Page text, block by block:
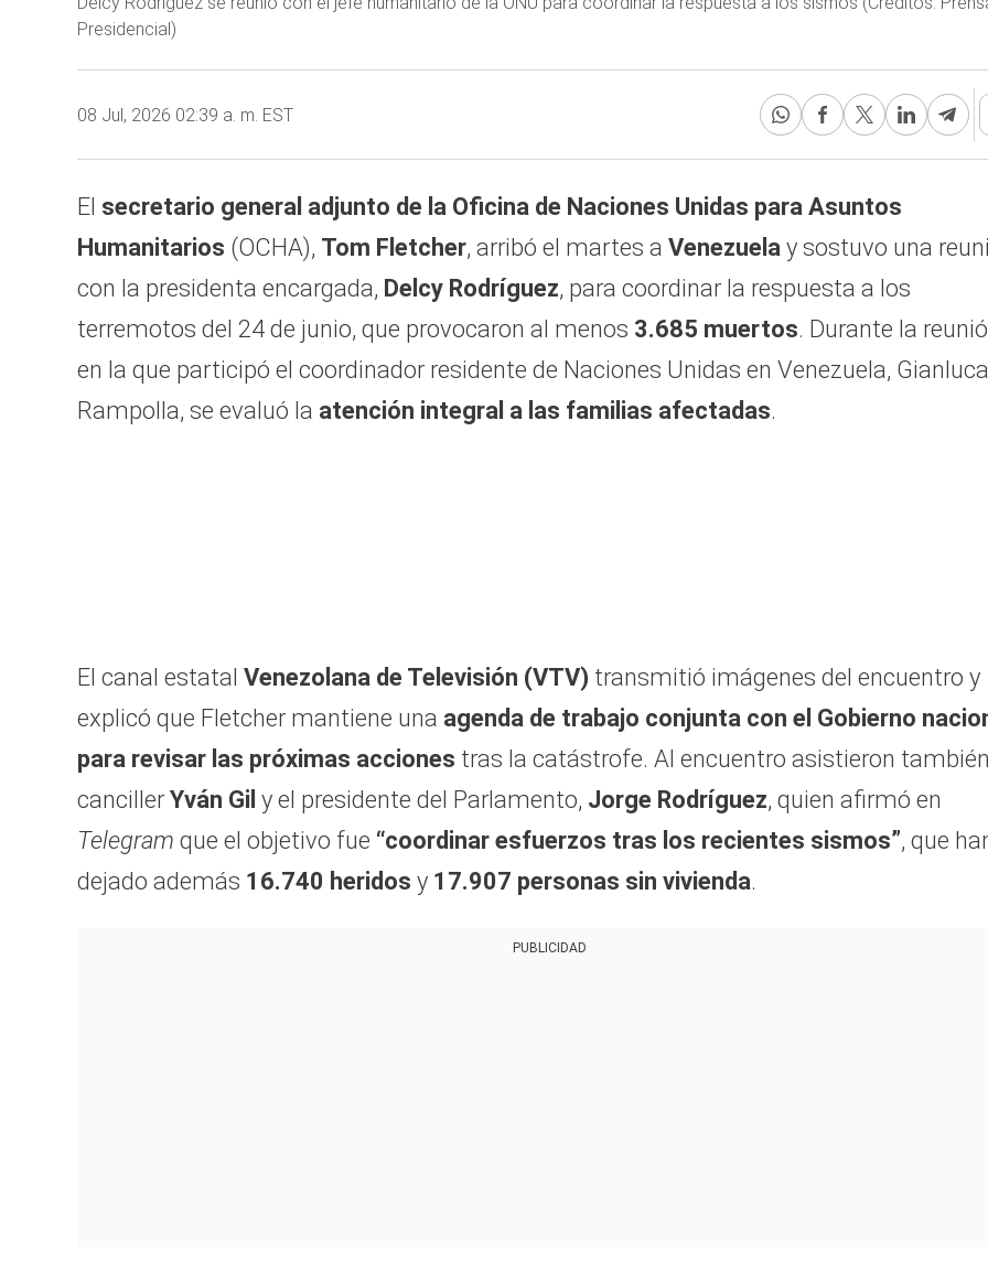
Presidencial)
08 Jul, 2026 02:39 a. m. EST
El secretario general adjunto de la Oficina de Naciones Unidas para Asuntos
Humanitarios (OCHA), Tom Fletcher, arribó el martes a Venezuela y sostuvo una
con la presidenta encargada, Delcy Rodríguez, para coordinar la respuesta a los
terremotos del 24 de junio, que provocaron al menos 3.685 muertos. Durante la
en la que participó el coordinador residente de Naciones Unidas en Venezuela, Gianluca
Rampolla, se evaluó la atención integral a las familias afectadas.
El canal estatal Venezolana de Televisión (VTV) transmitió imágenes del encuentro y
explicó que Fletcher mantiene una agenda de trabajo conjunta con el Gobierno
para revisar las próximas acciones tras la catástrofe. Al encuentro asistieron
cancillerYván Gil y el presidente del Parlamento, Jorge Rodríguez, quien afirmó en
Telegram que el objetivo fue “coordinar esfuerzos tras los recientes sismos”, que
dejado además 16.740 heridos y 17.907 personas sin vivienda.
PUBLICIDAD